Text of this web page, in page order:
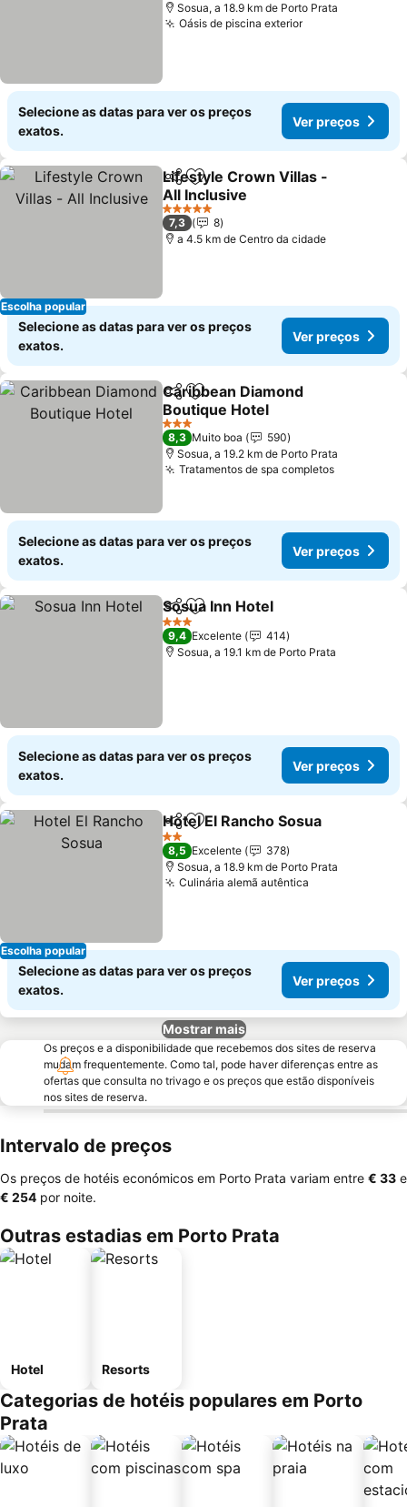
Sosua, a 18.9 km de Porto Prata
Oásis de piscina exterior
Selecione as datas para ver os preços
exatos.
Ver preços
Escolha popular
PartilharAdicionar aos favoritos
Lifestyle Crown Villas -
All Inclusive
5 Estrelas
7,3
8
a 4.5 km de Centro da cidade
Selecione as datas para ver os preços
exatos.
Ver preços
PartilharAdicionar aos favoritos
Caribbean Diamond
Boutique Hotel
3 Estrelas
8,3 Muito boa
590
Sosua, a 19.2 km de Porto Prata
Tratamentos de spa completos
Selecione as datas para ver os preços
exatos.
Ver preços
PartilharAdicionar aos favoritos
Sosua Inn Hotel
3 Estrelas
9,4 Excelente
414
Sosua, a 19.1 km de Porto Prata
Selecione as datas para ver os preços
exatos.
Ver preços
Escolha popular
PartilharAdicionar aos favoritos
Hotel El Rancho Sosua
2 Estrelas
8,5 Excelente
378
Sosua, a 18.9 km de Porto Prata
Culinária alemã autêntica
Selecione as datas para ver os preços
exatos.
Ver preços
Mostrar mais
Os preços e a disponibilidade que recebemos dos sites de reserva
mudam frequentemente. Como tal, pode haver diferenças entre as
ofertas que consulta no trivago e os preços que estão disponíveis
nos sites de reserva.
Intervalo de preços
Os preços de hotéis económicos em Porto Prata variam entre ‎€ 33 e
‎€ 254 por noite.
Outras estadias em Porto Prata
Hotel Resorts
Categorias de hotéis populares em Porto
Prata